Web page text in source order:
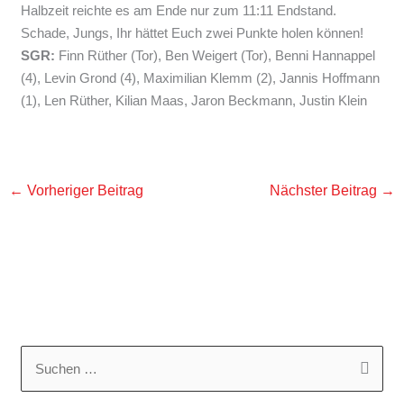
Halbzeit reichte es am Ende nur zum 11:11 Endstand.
Schade, Jungs, Ihr hättet Euch zwei Punkte holen können!
SGR: Finn Rüther (Tor), Ben Weigert (Tor), Benni Hannappel
(4), Levin Grond (4), Maximilian Klemm (2), Jannis Hoffmann
(1), Len Rüther, Kilian Maas, Jaron Beckmann, Justin Klein
← Vorheriger Beitrag Nächster Beitrag →